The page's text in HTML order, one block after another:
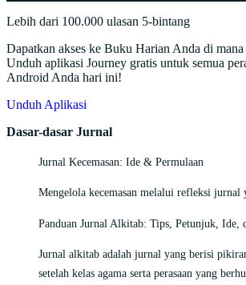
Lebih dari 100.000 ulasan 5-bintang
Dapatkan akses ke Buku Harian Anda di
Unduh aplikasi Journey gratis untuk semua
Android Anda hari ini!
Unduh Aplikasi
Dasar-dasar Jurnal
Jurnal Kecemasan: Ide & Permulaan
Mengelola kecemasan melalui refleksi jurnal
Panduan Jurnal Alkitab: Tips, Petunjuk, Ide,
Jurnal alkitab adalah jurnal yang berisi
setelah kelas agama serta perasaan yang